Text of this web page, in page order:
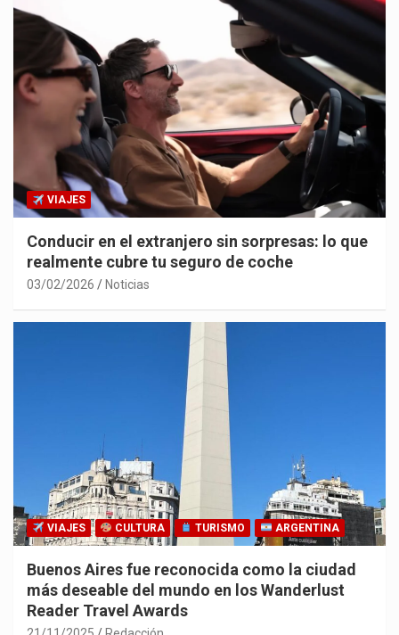
VIAJES
Conducir en el extranjero sin sorpresas: lo que
realmente cubre tu seguro de coche
03/02/2026 Noticias
VIAJES CULTURA TURISMO ARGENTINA
Buenos Aires fue reconocida como la ciudad
más deseable del mundo en los Wanderlust
Reader Travel Awards